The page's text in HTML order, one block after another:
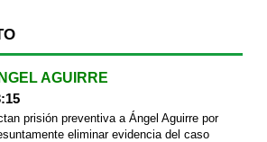
AGUIRRE
prisión preventiva a Ángel Aguirre por
eliminar evidencia del caso